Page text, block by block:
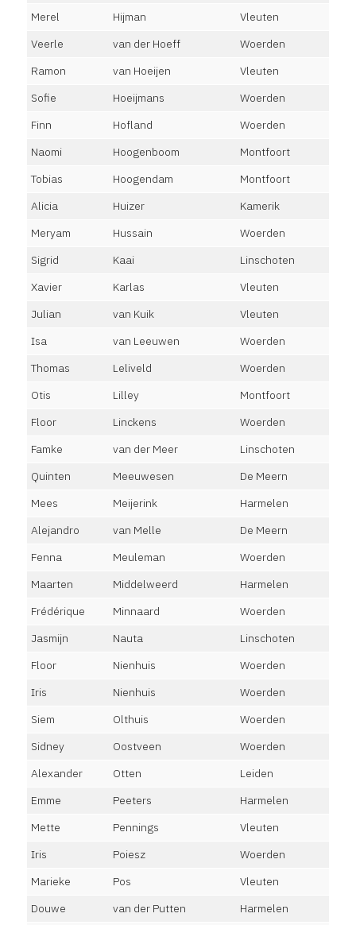
Merel
Hijman
Vleuten
Veerle
van der Hoeff
Woerden
Ramon
van Hoeijen
Vleuten
Sofie
Hoeijmans
Woerden
Finn
Hofland
Woerden
Naomi
Hoogenboom
Montfoort
Tobias
Hoogendam
Montfoort
Alicia
Huizer
Kamerik
Meryam
Hussain
Woerden
Sigrid
Kaai
Linschoten
Xavier
Karlas
Vleuten
Julian
van Kuik
Vleuten
Isa
van Leeuwen
Woerden
Thomas
Leliveld
Woerden
Otis
Lilley
Montfoort
Floor
Linckens
Woerden
Famke
van der Meer
Linschoten
Quinten
Meeuwesen
De Meern
Mees
Meijerink
Harmelen
Alejandro
van Melle
De Meern
Fenna
Meuleman
Woerden
Maarten
Middelweerd
Harmelen
Frédérique
Minnaard
Woerden
Jasmijn
Nauta
Linschoten
Floor
Nienhuis
Woerden
Iris
Nienhuis
Woerden
Siem
Olthuis
Woerden
Sidney
Oostveen
Woerden
Alexander
Otten
Leiden
Emme
Peeters
Harmelen
Mette
Pennings
Vleuten
Iris
Poiesz
Woerden
Marieke
Pos
Vleuten
Douwe
van der Putten
Harmelen